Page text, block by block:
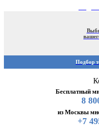
Подбор
Бесплатный
8
из Москвы
+7